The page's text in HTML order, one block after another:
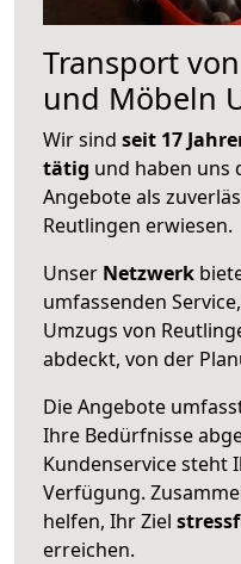
Transport
und Möbeln
Wir sind seit 17
tätig und haben uns
Angebote als
Reutlingen erwiesen.
Unser Netzwerk
umfassenden
Umzugs von
abdeckt, von der
Die Angebote
Ihre Bedürfnisse
Kundenservice steht
Verfügung.
helfen, Ihr Ziel
erreichen.